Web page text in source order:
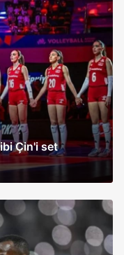
Çin'i set